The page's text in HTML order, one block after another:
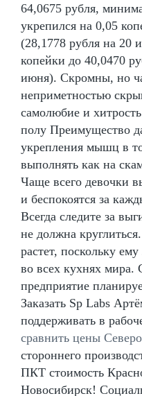
64,0675 рубля,
укрепился на 0,05
(28,1778 рубля на 20
копейки до 40,0470
июня). Скромны, но
неприметностью
самолюбие и
полу Преимущество
укрепления мышц в
выполнять как на
Чаще всего девочки
и беспокоятся за
Всегда следите за
не должна
растет, поскольку
во всех кухнях мира.
предприятие
Заказать Sp Labs
поддерживать в
сравнить цены
стороннего
ПКТ стоимость
Новосибирск!